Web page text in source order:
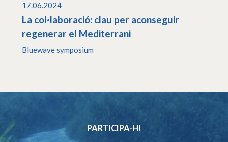
17.06.2024
La col·laboració: clau per aconseguir
regenerar el Mediterrani
Bluewave symposium
PARTICIPA-HI